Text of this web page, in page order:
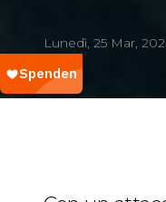
Lunedì, 25 Mar,